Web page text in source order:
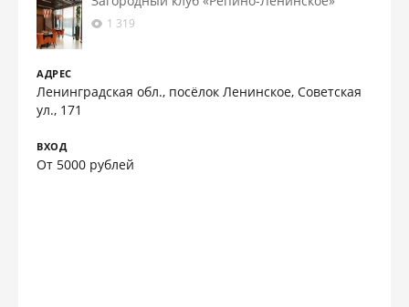
1 319
АДРЕС
Ленинградская обл., посёлок Ленинское, Советская
ул., 171
ВХОД
От 5000 рублей